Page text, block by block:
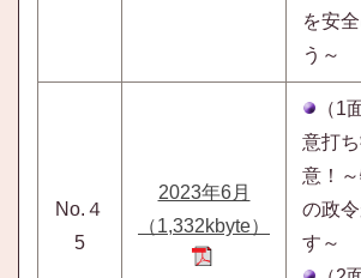
を安
う～
No.４
5
2023年6月
（1,332kbyte）
（1
意打
意！
の政
す～